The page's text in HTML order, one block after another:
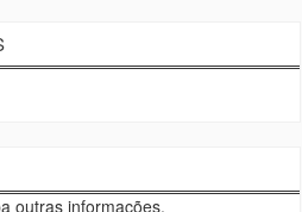
outras informações.